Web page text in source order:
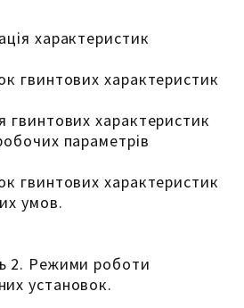
характеристик
гвинтових характеристик
гвинтових характеристик
параметрів
гвинтових характеристик
умов.
2. Режими роботи
установок.